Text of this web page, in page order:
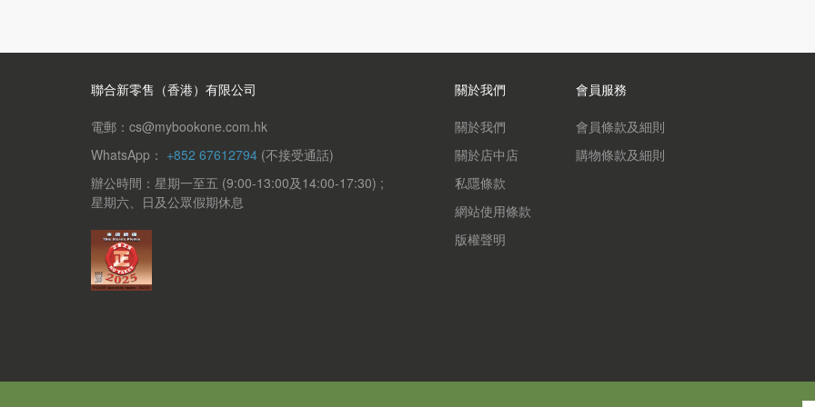
聯合新零售（香港）有限公司
電郵：cs@mybookone.com.hk
WhatsApp： +852 67612794 (不接受通話)
辦公時間：星期一至五 (9:00-13:00及14:00-17:30) ;
星期六、日及公眾假期休息
關於我們
關於我們
關於店中店
私隱條款
網站使用條款
版權聲明
會員服務
會員條款及細則
購物條款及細則